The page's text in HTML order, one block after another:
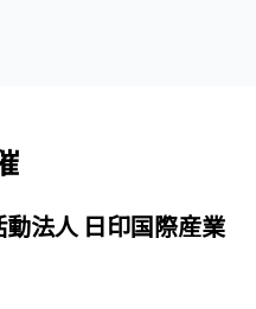
法人 日印国際産業